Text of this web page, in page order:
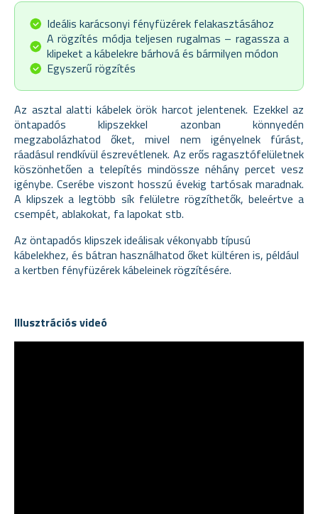
Ideális karácsonyi fényfüzérek felakasztásához
A rögzítés módja teljesen rugalmas – ragassza a
klipeket a kábelekre bárhová és bármilyen módon
Egyszerű rögzítés
Az asztal alatti kábelek örök harcot jelentenek. Ezekkel az
öntapadós klipszekkel azonban könnyedén
megzabolázhatod őket, mivel nem igényelnek fúrást,
ráadásul rendkívül észrevétlenek. Az erős ragasztófelületnek
köszönhetően a telepítés mindössze néhány percet vesz
igénybe. Cserébe viszont hosszú évekig tartósak maradnak.
A klipszek a legtöbb sík felületre rögzíthetők, beleértve a
csempét, ablakokat, fa lapokat stb.
Az öntapadós klipszek ideálisak vékonyabb típusú
kábelekhez, és bátran használhatod őket kültéren is, például
a kertben fényfüzérek kábeleinek rögzítésére.
Illusztrációs videó